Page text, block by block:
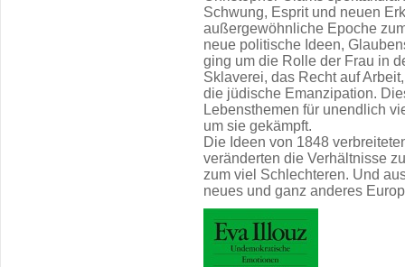
Schwung, Esprit und neuen
außergewöhnliche Epoche
neue politische Ideen,
ging um die Rolle der Frau in
Sklaverei, das Recht auf
die jüdische Emanzipation.
Lebensthemen für unendlich
um sie gekämpft.
Die Ideen von 1848
veränderten die Verhältnisse
zum viel Schlechteren. Und
neues und ganz anderes